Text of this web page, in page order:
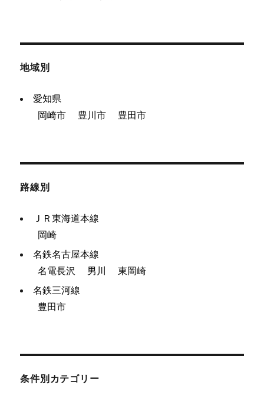
地域別
愛知県
岡崎市
豊川市 豊田市
路線別
ＪＲ東海道本線
岡崎
名鉄名古屋本線
名電長沢
男川
東岡崎
名鉄三河線
豊田市
条件別カテゴリー